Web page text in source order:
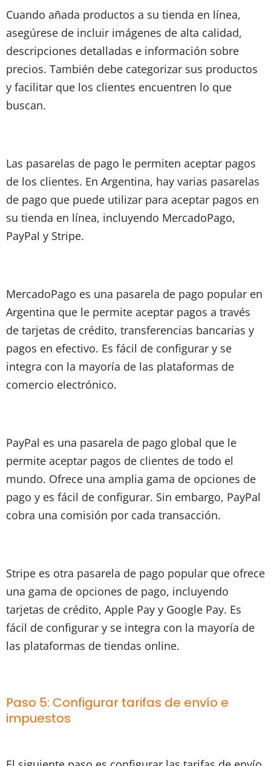
Cuando añada productos a su tienda en línea,
asegúrese de incluir imágenes de alta calidad,
descripciones detalladas e información sobre
precios. También debe categorizar sus productos
y facilitar que los clientes encuentren lo que
buscan.
Las pasarelas de pago le permiten aceptar pagos
de los clientes. En Argentina, hay varias pasarelas
de pago que puede utilizar para aceptar pagos en
su tienda en línea, incluyendo MercadoPago,
PayPal y Stripe.
MercadoPago es una pasarela de pago popular en
Argentina que le permite aceptar pagos a través
de tarjetas de crédito, transferencias bancarias y
pagos en efectivo. Es fácil de configurar y se
integra con la mayoría de las plataformas de
comercio electrónico.
PayPal es una pasarela de pago global que le
permite aceptar pagos de clientes de todo el
mundo. Ofrece una amplia gama de opciones de
pago y es fácil de configurar. Sin embargo, PayPal
cobra una comisión por cada transacción.
Stripe es otra pasarela de pago popular que ofrece
una gama de opciones de pago, incluyendo
tarjetas de crédito, Apple Pay y Google Pay. Es
fácil de configurar y se integra con la mayoría de
las plataformas de tiendas online.
Paso 5: Configurar tarifas de envío e
impuestos